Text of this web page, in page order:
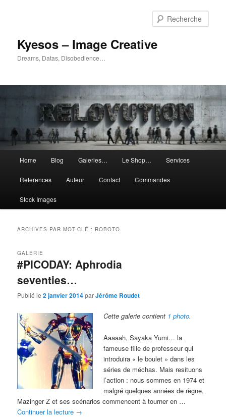
Kyesos – Image Creative
Dreams, Datas, Disobedience…
principal
Home Blog Galeries… Le Shop… Services
References Auteur Contact Commandes
Stock Images
ARCHIVES PAR MOT-CLÉ : ROBOTO
#PICODAY: Aphrodia
seventies…
GALERIE
Publié le2 janvier 2014parJérôme Roudet
Cette galerie contient 1 photo.
Aaaaah, Sayaka Yumi… la
fameuse fille de professeur qui
introduira « le boulet » dans les
séries de méchas. Mais resituons
l’action : nous sommes en 1974 et
malgré quelques années de règne,
Mazinger Z et ses scénarios commencent à tourner en …
Continuer la lecture →